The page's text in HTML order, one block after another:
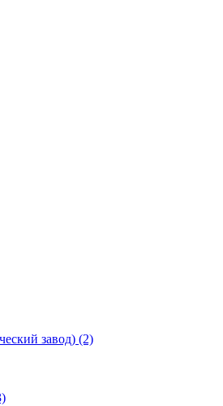
завод) (2)